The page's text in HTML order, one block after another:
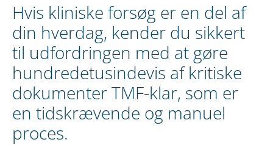
Hvis kliniske forsøg er en del af
din hverdag, kender du sikkert
til udfordringen med at gøre
hundredetusindevis af kritiske
dokumenter TMF-klar, som er
en tidskrævende og manuel
proces.